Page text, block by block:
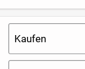
Kaufen